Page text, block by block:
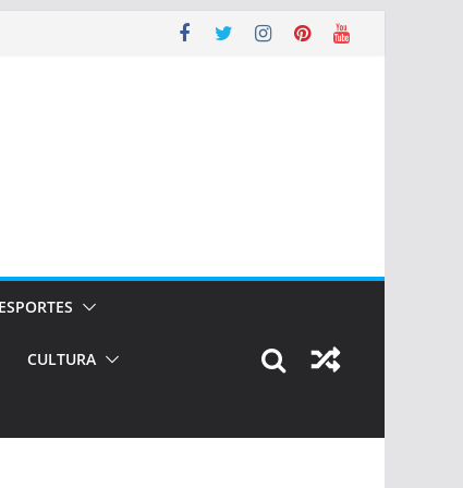
ESPORTES
CULTURA